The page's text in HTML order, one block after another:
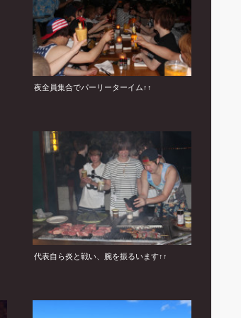
夜全員集合でパーリーターイム↑↑
代表自ら炎と戦い、腕を振るいます↑↑